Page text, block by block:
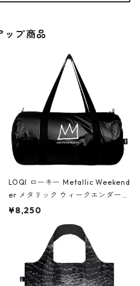
ップ商品
LOQI ローキー Metallic Weekend
er メタリック ウィークエンダー
ボストンバッグ ショルダーバッグ
Black ジャン=ミッシェル・バスキ
ア/クラウン ブラック
¥8,250